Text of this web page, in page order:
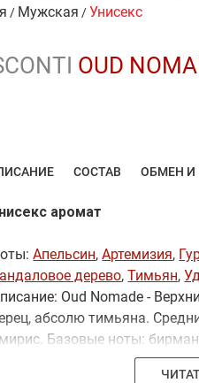
/ Мужская /Унисекс
OUD
СОСТАВ ОБМЕН И
аромат
Апельсин,Артемизия,
дерево,Тимьян,
Oud Nomade -
абсолю тимьяна.
Базовые ноты:
сандаловое